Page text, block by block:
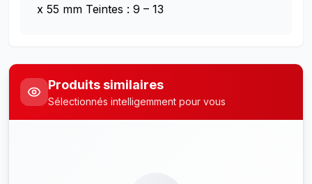
x 55 mm Teintes : 9 – 13
Produits similaires
Sélectionnés intelligemment pour vous